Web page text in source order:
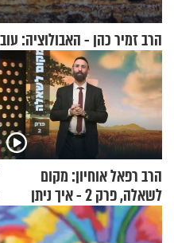
הרב זמיר כהן - האבולוציה:
הרב רפאל אוחיון: מקום
לשאלה, פרק 2 - איך ניתן
להוכיח שהתורה משמיים?